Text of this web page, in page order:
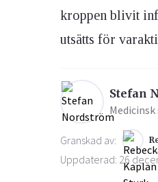
Ögon & Öron
kroppen blivit
utsätts för
Stefan
Granskad av:
Uppdaterad: 26